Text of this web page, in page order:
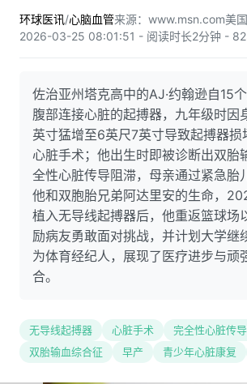
环球医讯/心脑血管来源：www.msn.com美
2026-03-25 08:01:51 - 阅读时长2分钟 -
佐治亚州塔克高中的AJ·约翰逊自15
腹部连接心脏的起搏器，九年级时因
英寸猛增至6英尺7英寸导致起搏器损
心脏手术；他出生时即被诊断出双胎
全性心脏传导阻滞，母亲通过紧急胎
他和双胞胎兄弟阿达里安的生命，
植入无导线起搏器后，他重返篮球场
励病友勇敢面对挑战，并计划大学继
为体育经纪人，展现了医疗进步与顽
合。
无导线起搏器 心脏手术
完全性心脏传
双胎输血综合征
早产 青少年心脏康复